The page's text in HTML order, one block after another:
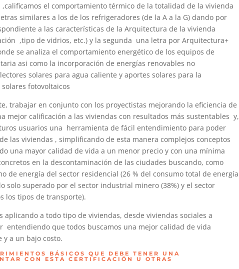
el comportamiento térmico de la totalidad de la vivienda
similares a los de los refrigeradores (de la A a la G) dando por
a las características de la Arquitectura de la vivienda
,tipo de vidrios, etc.) y la segunda una letra por Arquitectura+
se analiza el comportamiento energético de los equipos de
asi como la incorporación de energías renovables no
solares para agua caliente y aportes solares para la
fotovoltaicos
trabajar en conjunto con los proyectistas mejorando la eficiencia de
mejor calificación a las viviendas con resultados más sustentables y,
usuarios una herramienta de fácil entendimiento para poder
las viviendas , simplificando de esta manera complejos conceptos
una mayor calidad de vida a un menor precio y con una mínima
en la descontaminación de las ciudades buscando, como
de energía del sector residencial (26 % del consumo total de energía
solo superado por el sector industrial minero (38%) y el sector
los tipos de transporte).
aplicando a todo tipo de viviendas, desde viviendas sociales a
entendiendo que todos buscamos una mejor calidad de vida
a un bajo costo.
BÁSICOS QUE DEBE TENER UNA
CON ESTA CERTIFICACIÓN U OTRAS